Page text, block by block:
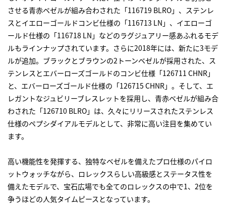
させる青赤ベゼルが組み合わされた「116719 BLRO」、ステンレ
スとイエローゴールドコンビ仕様の「116713 LN」、イエローゴ
ールド仕様の「116718 LN」などのラグジュアリー感あふれるモデ
ルもラインナップされています。さらに2018年には、新たに3モデ
ルが追加。ブラックとブラウンの2トーンベゼルが採用された、ス
テンレスとエバーローズゴールドのコンビ仕様「126711 CHNR」
と、エバーローズゴールド仕様の「126715 CHNR」。そして、エ
レガントなジュビリーブレスレットを採用し、青赤ベゼルが組み合
わされた「126710 BLRO」は、久々にリリースされたステンレス
仕様のペプシダイアルモデルとして、非常に高い注目を集めてい
ます。
高い機能性を発揮する、独特なベゼルを備えたプロ仕様のパイロ
ットウォッチながら、 ロレックスらしい高級感とステータス性を
備えたモデルで、宝石広場でも全てのロレックスの中で1、2位を
争うほどの人気タイムピースとなっています。